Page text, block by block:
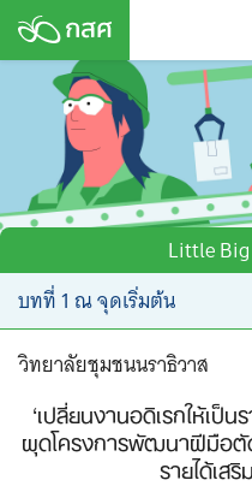
Skip
content
Little
วิทยาลัยชุมชนนราธิวาส
‘เปลี่ยนงานอดิเรกให้เป็
ผุดโครงการพัฒนาฝีมือตั
รายได้เส